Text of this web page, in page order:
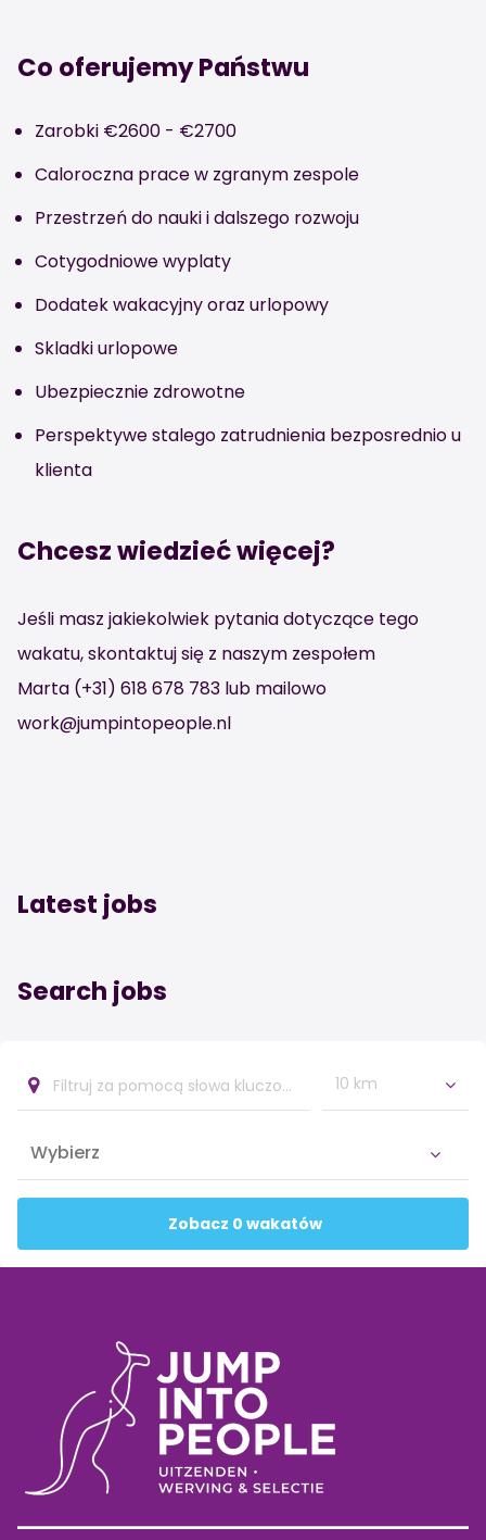
Co oferujemy Państwu
Zarobki €2600 - €2700
Caloroczna prace w zgranym zespole
Przestrzeń do nauki i dalszego rozwoju
Cotygodniowe wyplaty
Dodatek wakacyjny oraz urlopowy
Skladki urlopowe
Ubezpiecznie zdrowotne
Perspektywe stalego zatrudnienia bezposrednio u
klienta
Chcesz wiedzieć więcej?
Jeśli masz jakiekolwiek pytania dotyczące tego
wakatu, skontaktuj się z naszym zespołem
Marta (+31) 618 678 783 lub mailowo
work@jumpintopeople.nl
Latest jobs
Search jobs
10 km
Zobacz 0 wakatów